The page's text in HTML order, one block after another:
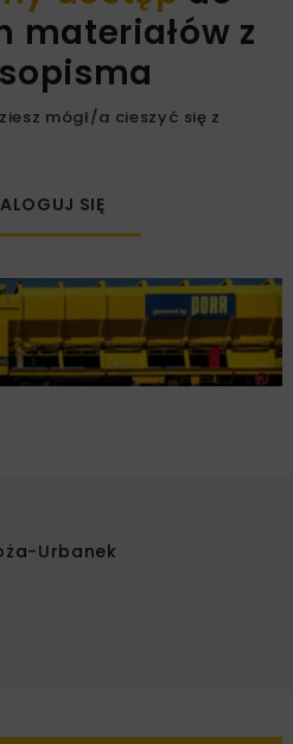
materiałów z
mógł/a cieszyć się z
SIĘ
Urbanek